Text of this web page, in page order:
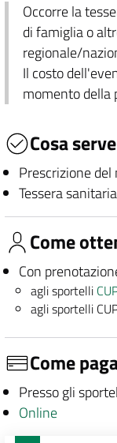
Occorre la
di famiglia o
regionale/
Il costo
momento della
Cosa serve
Prescrizione del
Tessera sanitaria
Come
Con
agli sportelli
agli sportelli
Come
Presso gli
Online